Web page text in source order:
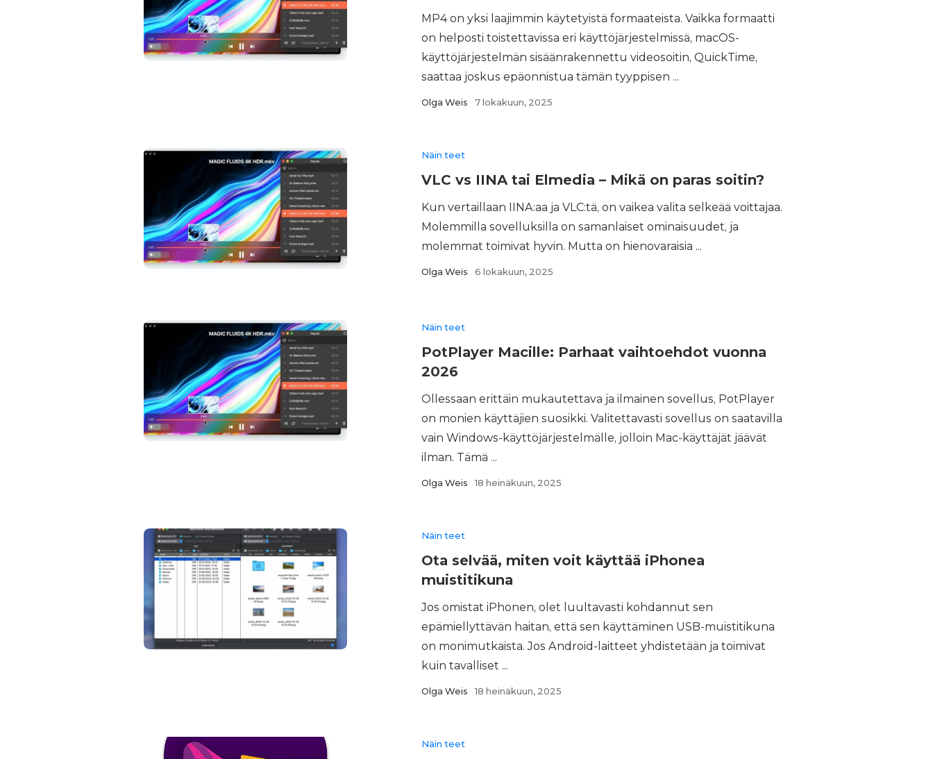
MP4 on yksi laajimmin käytetyistä formaateista. Vaikka formaatti
on helposti toistettavissa eri käyttöjärjestelmissä, macOS-
käyttöjärjestelmän sisäänrakennettu videosoitin, QuickTime,
saattaa joskus epäonnistua tämän tyyppisen ...
Olga Weis 7 lokakuun, 2025
Näin teet
VLC vs IINA tai Elmedia – Mikä on paras soitin?
Kun vertaillaan IINA:aa ja VLC:tä, on vaikea valita selkeää voittajaa.
Molemmilla sovelluksilla on samanlaiset ominaisuudet, ja
molemmat toimivat hyvin. Mutta on hienovaraisia ...
Olga Weis 6 lokakuun, 2025
Näin teet
PotPlayer Macille: Parhaat vaihtoehdot vuonna
2026
Ollessaan erittäin mukautettava ja ilmainen sovellus, PotPlayer
on monien käyttäjien suosikki. Valitettavasti sovellus on saatavilla
vain Windows-käyttöjärjestelmälle, jolloin Mac-käyttäjät jäävät
ilman. Tämä ...
Olga Weis 18 heinäkuun, 2025
Näin teet
Ota selvää, miten voit käyttää iPhonea
muistitikuna
Jos omistat iPhonen, olet luultavasti kohdannut sen
epämiellyttävän haitan, että sen käyttäminen USB-muistitikuna
on monimutkaista. Jos Android-laitteet yhdistetään ja toimivat
kuin tavalliset ...
Olga Weis 18 heinäkuun, 2025
Näin teet